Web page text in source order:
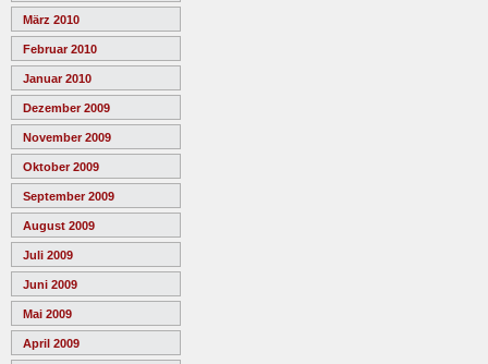
März 2010
Februar 2010
Januar 2010
Dezember 2009
November 2009
Oktober 2009
September 2009
August 2009
Juli 2009
Juni 2009
Mai 2009
April 2009